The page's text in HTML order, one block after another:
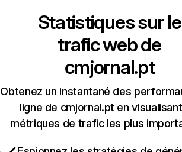
Statistiques sur le
trafic web de
cmjornal.pt
Obtenez un instantané des
ligne de cmjornal.pt en
métriques de trafic les plus